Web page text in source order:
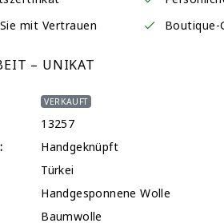
mit Vertrauen
Boutique-
– UNIKAT
VERKAUFT
13257
Handgeknüpft
Türkei
Handgesponnene Wolle
Baumwolle